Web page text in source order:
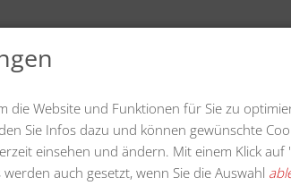
die Website und Funktionen für Sie zu
Sie Infos dazu und können gewünschte
einsehen und ändern. Mit einem Klick
auch gesetzt, wenn Sie die Auswahl